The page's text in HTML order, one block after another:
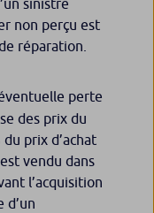
sinistre
non perçu est
réparation.
perte
des prix du
prix d’achat
vendu dans
l’acquisition
d’un